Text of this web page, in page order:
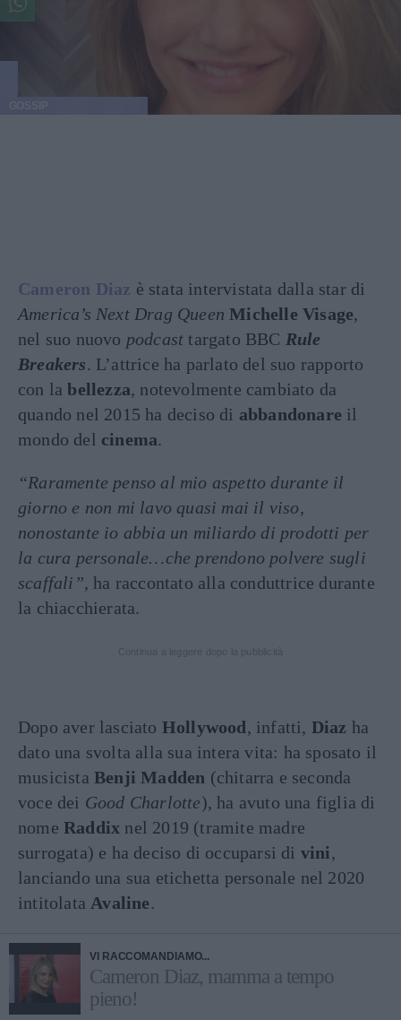
Cameron Diaz è stata intervistata dalla star di
America’s Next Drag Queen Michelle Visage,
nel suo nuovo podcast targato BBC Rule
Breakers. L’attrice ha parlato del suo rapporto
con labellezza, notevolmente cambiato da
quando nel 2015 ha deciso di abbandonare il
mondo del cinema.
“Raramente penso al mio aspetto durante il
giorno e non mi lavo quasi mai il viso,
nonostante io abbia un miliardo di prodotti per
la cura personale…che prendono polvere sugli
scaffali”, ha raccontato alla conduttrice durante
la chiacchierata.
Dopo aver lasciato Hollywood, infatti, Diaz ha
dato una svolta alla sua intera vita: ha sposato il
musicista Benji Madden (chitarra e seconda
voce dei Good Charlotte), ha avuto una figlia di
nome Raddix nel 2019 (tramite madre
surrogata) e ha deciso di occuparsi di vini,
lanciando una sua etichetta personale nel 2020
intitolata Avaline.
VI RACCOMANDIAMO...
Cameron Diaz, mamma a tempo
pieno!